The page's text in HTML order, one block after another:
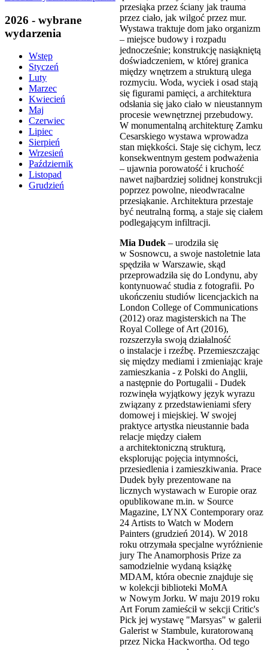
2026 - wybrane
wydarzenia
Wstęp
Styczeń
Luty
Marzec
Kwiecień
Maj
Czerwiec
Lipiec
Sierpień
Wrzesień
Październik
Listopad
Grudzień
przesiąka przez ściany jak trauma
przez ciało, jak wilgoć przez mur.
Wystawa traktuje dom jako organizm
‒ miejsce budowy i rozpadu
jednocześnie; konstrukcję nasiąkniętą
doświadczeniem, w której granica
między wnętrzem a strukturą ulega
rozmyciu. Woda, wyciek i osad stają
się figurami pamięci, a architektura
odsłania się jako ciało w nieustannym
procesie wewnętrznej przebudowy.
W monumentalną architekturę Zamku
Cesarskiego wystawa wprowadza
stan miękkości. Staje się cichym, lecz
konsekwentnym gestem podważenia
‒ ujawnia porowatość i kruchość
nawet najbardziej solidnej konstrukcji
poprzez powolne, nieodwracalne
przesiąkanie. Architektura przestaje
być neutralną formą, a staje się ciałem
podlegającym infiltracji.
Mia Dudek ‒ urodziła się
w Sosnowcu, a swoje nastoletnie lata
spędziła w Warszawie, skąd
przeprowadziła się do Londynu, aby
kontynuować studia z fotografii. Po
ukończeniu studiów licencjackich na
London College of Communications
(2012) oraz magisterskich na The
Royal College of Art (2016),
rozszerzyła swoją działalność
o instalacje i rzeźbę. Przemieszczając
się między mediami i zmieniając kraje
zamieszkania - z Polski do Anglii,
a następnie do Portugalii - Dudek
rozwinęła wyjątkowy język wyrazu
związany z przedstawieniami sfery
domowej i miejskiej. W swojej
praktyce artystka nieustannie bada
relacje między ciałem
a architektoniczną strukturą,
eksplorując pojęcia intymności,
przesiedlenia i zamieszkiwania. Prace
Dudek były prezentowane na
licznych wystawach w Europie oraz
opublikowane m.in. w Source
Magazine, LYNX Contemporary oraz
24 Artists to Watch w Modern
Painters (grudzień 2014). W 2018
roku otrzymała specjalne wyróżnienie
jury The Anamorphosis Prize za
samodzielnie wydaną książkę
MDAM, która obecnie znajduje się
w kolekcji biblioteki MoMA
w Nowym Jorku. W maju 2019 roku
Art Forum zamieścił w sekcji Critic's
Pick jej wystawę "Marsyas" w galerii
Galerist w Stambule, kuratorowaną
przez Nicka Hackwortha. Od tego